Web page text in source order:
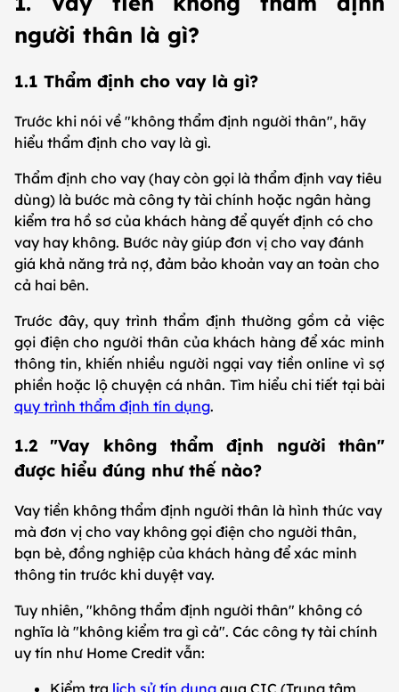
người thân là gì?
1.1 Thẩm định cho vay là gì?
Trước khi nói về "không thẩm định người thân", hãy
hiểu thẩm định cho vay là gì.
Thẩm định cho vay (hay còn gọi là thẩm định vay tiêu
dùng) là bước mà công ty tài chính hoặc ngân hàng
kiểm tra hồ sơ của khách hàng để quyết định có cho
vay hay không. Bước này giúp đơn vị cho vay đánh
giá khả năng trả nợ, đảm bảo khoản vay an toàn cho
cả hai bên.
Trước đây, quy trình thẩm định thường gồm cả việc
gọi điện cho người thân của khách hàng để xác minh
thông tin, khiến nhiều người ngại vay tiền online vì sợ
phiền hoặc lộ chuyện cá nhân. Tìm hiểu chi tiết tại bài
quy trình thẩm định tín dụng.
1.2 "Vay không thẩm định người thân"
được hiểu đúng như thế nào?
Vay tiền không thẩm định người thân là hình thức vay
mà đơn vị cho vay không gọi điện cho người thân,
bạn bè, đồng nghiệp của khách hàng để xác minh
thông tin trước khi duyệt vay.
Tuy nhiên, "không thẩm định người thân" không có
nghĩa là "không kiểm tra gì cả". Các công ty tài chính
uy tín như Home Credit vẫn: